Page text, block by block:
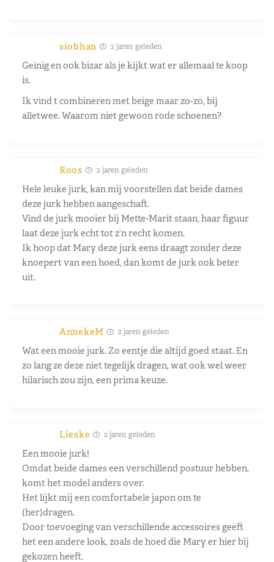
siobhan 2 jaren geleden
Geinig en ook bizar als je kijkt wat er allemaal te koop
is.
Ik vind t combineren met beige maar zo-zo, bij
alletwee. Waarom niet gewoon rode schoenen?
Roos 2 jaren geleden
Hele leuke jurk, kan mij voorstellen dat beide dames
deze jurk hebben aangeschaft.
Vind de jurk mooier bij Mette-Marit staan, haar figuur
laat deze jurk echt tot z’n recht komen.
Ik hoop dat Mary deze jurk eens draagt zonder deze
knoepert van een hoed, dan komt de jurk ook beter
uit.
AnnekeM 2 jaren geleden
Wat een mooie jurk. Zo eentje die altijd goed staat. En
zo lang ze deze niet tegelijk dragen, wat ook wel weer
hilarisch zou zijn, een prima keuze.
Lieske 2 jaren geleden
Een mooie jurk!
Omdat beide dames een verschillend postuur hebben,
komt het model anders over.
Het lijkt mij een comfortabele japon om te
(her)dragen.
Door toevoeging van verschillende accessoires geeft
het een andere look, zoals de hoed die Mary er hier bij
gekozen heeft.